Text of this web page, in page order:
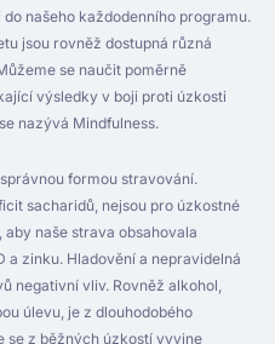
našeho každodenního programu.
jsou rovněž dostupná různá
se naučit poměrně
výsledky v boji proti úzkosti
nazývá Mindfulness.
formou stravování.
sacharidů, nejsou pro úzkostné
aby naše strava obsahovala
zinku. Hladovění a nepravidelná
negativní vliv. Rovněž alkohol,
úlevu, je z dlouhodobého
se z běžných úzkostí vyvine